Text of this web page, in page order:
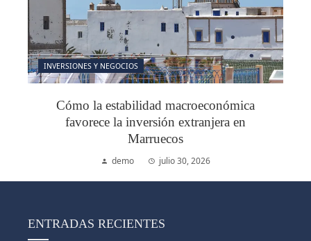
INVERSIONES Y NEGOCIOS
Cómo la estabilidad macroeconómica
favorece la inversión extranjera en
Marruecos
demo julio 30, 2026
ENTRADAS RECIENTES